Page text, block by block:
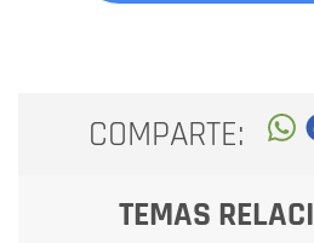
COMPARTE:
TEMAS